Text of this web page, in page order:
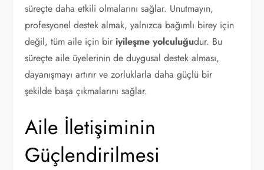
süreçte daha etkili olmalarını sağlar. Unutmayın,
profesyonel destek almak, yalnızca bağımlı birey için
değil, tüm aile için bir iyileşme yolculuğudur. Bu
süreçte aile üyelerinin de duygusal destek alması,
dayanışmayı artırır ve zorluklarla daha güçlü bir
şekilde başa çıkmalarını sağlar.
Aile İletişiminin
Güçlendirilmesi